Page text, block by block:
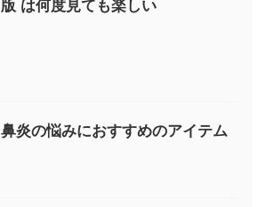
版 は何度見ても楽しい
鼻炎の悩みにおすすめのアイテム